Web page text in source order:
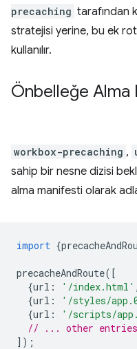
precaching tarafından
stratejisi yerine, bu ek
kullanılır.
Önbelleğe Alma
workbox-precaching ,
sahip bir nesne dizisi
alma manifesti olarak
import {
precacheAndRoute([
{url : '/index.html' ,
{url : '/styles/
{url : '/scripts/
// ... other
]);